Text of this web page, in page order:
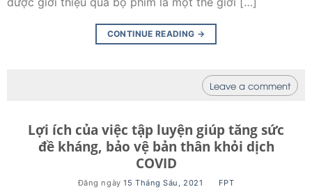
CONTINUE READING →
Leave a comment
Lợi ích của việc tập luyện giúp tăng sức
đề kháng, bảo vệ bản thân khỏi dịch
COVID
Đăng ngày15 Tháng Sáu, 2021 FPT